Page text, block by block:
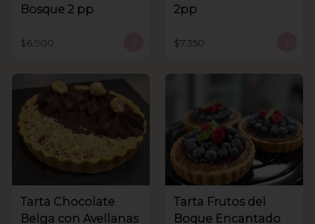
Bosque 2 pp
$6.900
2pp
$7.350
Tarta Chocolate
Belga con Avellanas
Tarta Frutos del
Boque Encantado